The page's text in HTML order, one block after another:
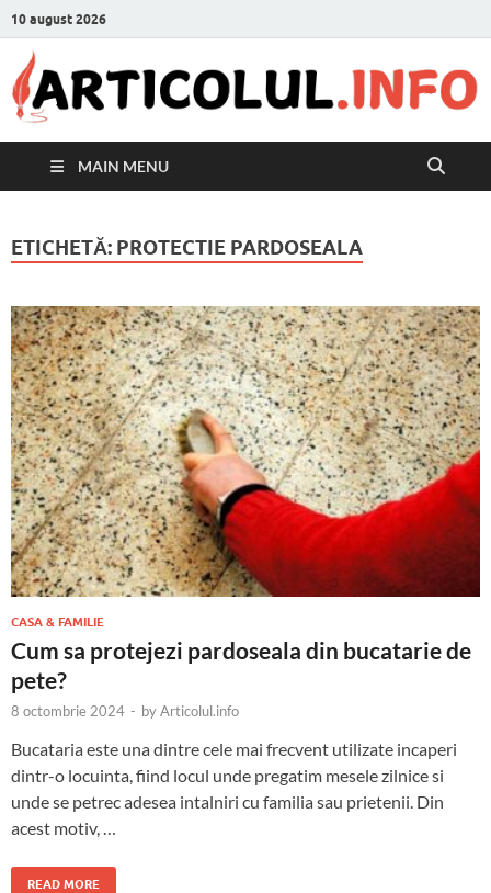
10 august 2026
MAIN MENU
ETICHETĂ: PROTECTIE PARDOSEALA
CASA & FAMILIE
Cum sa protejezi pardoseala din bucatarie de
pete?
8 octombrie 2024 - byArticolul.info
Bucataria este una dintre cele mai frecvent utilizate incaperi
dintr-o locuinta, fiind locul unde pregatim mesele zilnice si
unde se petrec adesea intalniri cu familia sau prietenii. Din
acest motiv, …
READ MORE